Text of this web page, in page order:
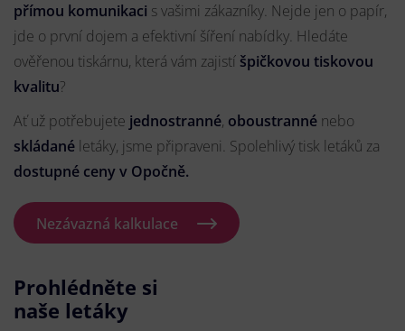
přímou komunikaci s vašimi zákazníky. Nejde jen o papír,
jde o první dojem a efektivní šíření nabídky. Hledáte
ověřenou tiskárnu, která vám zajistí špičkovou tiskovou
kvalitu?
Ať už potřebujete jednostranné, oboustranné nebo
skládané letáky, jsme připraveni. Spolehlivý tisk letáků za
dostupné ceny v Opočně.
Nezávazná kalkulace
Prohlédněte si
naše letáky